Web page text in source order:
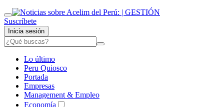
Suscríbete
Inicia sesión
Lo último
Peru Quiosco
Portada
Empresas
Management & Empleo
Economía